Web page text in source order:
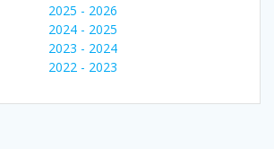
2025 - 2026
2024 - 2025
2023 - 2024
2022 - 2023